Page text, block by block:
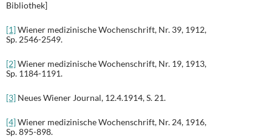
Bibliothek]
[1]Wiener medizinische Wochenschrift, Nr. 39, 1912,
Sp. 2546-2549.
[2]Wiener medizinische Wochenschrift, Nr. 19, 1913,
Sp. 1184-1191.
[3] Neues Wiener Journal, 12.4.1914, S. 21.
[4]Wiener medizinische Wochenschrift, Nr. 24, 1916,
Sp. 895-898.